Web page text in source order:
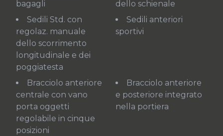
bagagli
dello schienale
Sedili Std. con
regolaz. manuale
dello scorrimento
longitudinale e dei
poggiatesta
Sedili anteriori
sportivi
Bracciolo anteriore
centrale con vano
porta oggetti
regolabile in cinque
posizioni
Bracciolo anteriore
e posteriore integrato
nella portiera